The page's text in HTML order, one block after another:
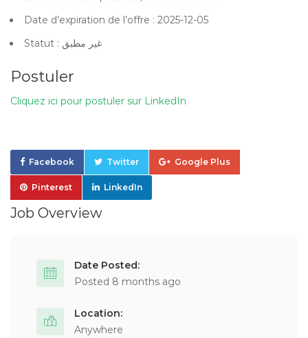
Date d’expiration de l’offre : 2025-12-05
Statut : غير مطبق
Postuler
Cliquez ici pour postuler sur LinkedIn
Facebook Twitter Google Plus
Pinterest LinkedIn
Job Overview
Date Posted:
Posted 8 months ago
Location:
Anywhere